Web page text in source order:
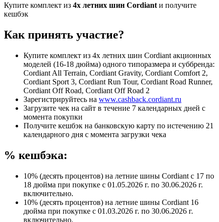
Купите комплект из 4х летних шин Cordiant и получите
кешбэк
Как принять участие?
Купите комплект из 4х летних шин Cordiant акционных
моделей (16-18 дюйма) одного типоразмера и суббренда:
Сordiant All Terrain, Сordiant Gravity, Сordiant Comfort 2,
Сordiant Sport 3, Сordiant Run Tour, Сordiant Road Runner,
Сordiant Off Road, Сordiant Off Road 2
Зарегистрируйтесь на www.cashback.cordiant.ru
Загрузите чек на сайт в течение 7 календарных дней с
момента покупки
Получите кешбэк на банковскую карту по истечению 21
календарного дня с момента загрузки чека
% кешбэка:
10% (десять процентов) на летние шины Cordiant с 17 по
18 дюйма при покупке с 01.05.2026 г. по 30.06.2026 г.
включительно.
10% (десять процентов) на летние шины Cordiant 16
дюйма при покупке с 01.03.2026 г. по 30.06.2026 г.
включительно.